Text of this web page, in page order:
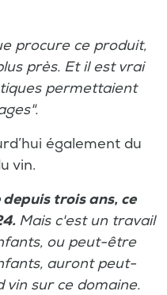
procure ce produit,
près. Et il est vrai
permettaient
également du
vin.
trois ans, ce
Mais c'est un travail
ou peut-être
auront peut-
sur ce domaine.